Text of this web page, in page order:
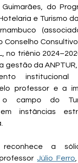
do
e Turismo
Conselho
no triênio
gestão da
institucional
professor e a
campo do
instâncias
a
Júlio Ferro